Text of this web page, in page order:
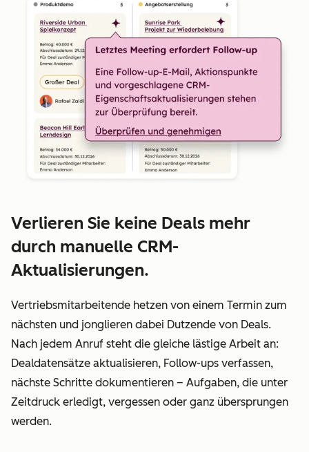
Verlieren Sie keine Deals mehr
durch manuelle CRM-
Aktualisierungen.
Vertriebsmitarbeitende hetzen von einem Termin zum
nächsten und jonglieren dabei Dutzende von Deals.
Nach jedem Anruf steht die gleiche lästige Arbeit an:
Dealdatensätze aktualisieren, Follow-ups verfassen,
nächste Schritte dokumentieren – Aufgaben, die unter
Zeitdruck erledigt, vergessen oder ganz übersprungen
werden.